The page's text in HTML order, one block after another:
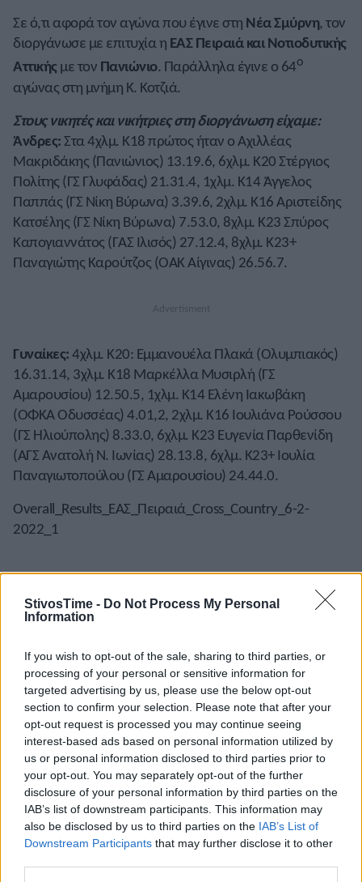
StivosTime - Do Not Process My Personal
Information
If you wish to opt-out of the sale, sharing to third parties, or
processing of your personal or sensitive information for
targeted advertising by us, please use the below opt-out
section to confirm your selection. Please note that after your
opt-out request is processed you may continue seeing
interest-based ads based on personal information utilized by
us or personal information disclosed to third parties prior to
your opt-out. You may separately opt-out of the further
disclosure of your personal information by third parties on the
IAB’s list of downstream participants. This information may
also be disclosed by us to third parties on the IAB’s List of
Downstream Participants that may further disclose it to other
A+ A- A±
Σε ό,τι αφορά τον αγώνα που έγινε στη Νέα Σμύρνη, τον
διοργάνωσε με επιτυχία η ΕΑΣ Πειραιά και Νοτιοδυτικής
Αττικήςμε τον Πανιώνιο. Παράλληλα έγινε ο 64ο
αγώνας στη μνήμη Κ. Κοτζιά.
Στους νικητές και νικήτριες στη διοργάνωση είχαμε:
Άνδρες:Στα 4χλμ. Κ18 πρώτος ήταν ο Αχιλλέας
Μακριδάκης (Πανιώνιος) 13.19.6, 6χλμ. Κ20 Στέργιος
Πολίτης (ΓΣ Γλυφάδας) 21.31.4, 1χλμ. Κ14 Άγγελος
Παππάς (ΓΣ Νίκη Βύρωνα) 3.39.6, 2χλμ. Κ16 Αριστείδης
Κατσέλης (ΓΣ Νίκη Βύρωνα) 7.53.0, 8χλμ. Κ23 Σπύρος
Καπογιαννάτος (ΓΑΣ Ιλισός) 27.12.4, 8χλμ. Κ23+
Παναγιώτης Καρούτζος (ΟΑΚ Αίγινας) 26.56.7.
Γυναίκες:4χλμ. Κ20: Εμμανουέλα Πλακά (Ολυμπιακός)
16.31.14, 3χλμ. Κ18 Μαρκέλλα Μυσιρλή (ΓΣ
Αμαρουσίου) 12.50.5, 1χλμ. Κ14 Ελένη Ιακωβάκη
(ΟΦΚΑ Οδυσσέας) 4.01,2, 2χλμ. Κ16 Ιουλιάνα Ρούσσου
(ΓΣ Ηλιούπολης) 8.33.0, 6χλμ. Κ23 Ευγενία Παρθενίδη
(ΑΓΣ Ανατολή Ν. Ιωνίας) 28.13.8, 6χλμ. Κ23+ Ιουλία
Παναγιωτοπούλου (ΓΣ Αμαρουσίου) 24.44.0.
Overall_Results_ΕΑΣ_Πειραιά_Cross_Country_6-2-
2022_1
Εγγραφείτε στο Stivostime των